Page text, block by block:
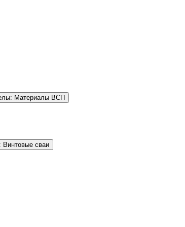
Материалы ВСП
Винтовые сваи